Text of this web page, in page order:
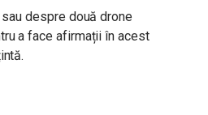
despre două drone
a face afirmații în acest